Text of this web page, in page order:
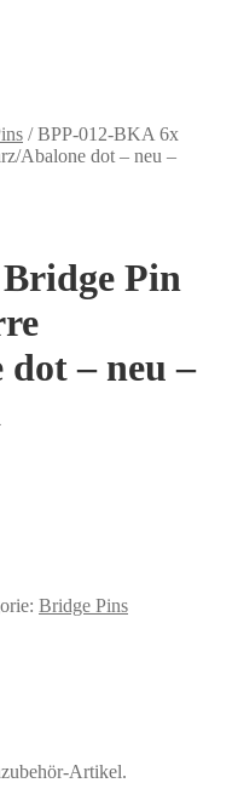
/BPP-012-BKA 6x
Abalone dot – neu –
Pin
dot – neu –
Bridge Pins
Artikel.